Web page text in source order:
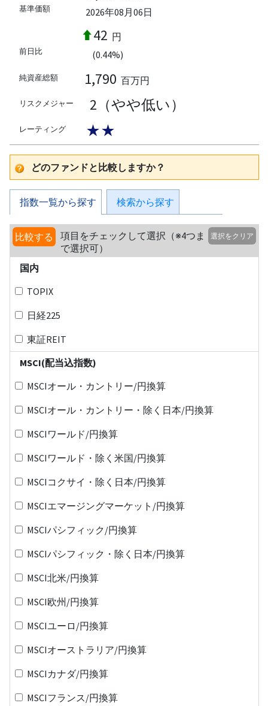
基準価額
2026年08月06日
前日比
42 円
(0.44%)
純資産総額 1,790 百万円
リスクメジャー 2（やや低い）
レーティング ★★
どのファンドと比較しますか？
指数一覧から探す 検索から探す
比較する
項目をチェックして選択（※4つま
で選択可）
選択をクリア
国内
TOPIX
日経225
東証REIT
MSCI(配当込指数)
MSCIオール・カントリー/円換算
MSCIオール・カントリー・除く日本/円換算
MSCIワールド/円換算
MSCIワールド・除く米国/円換算
MSCIコクサイ・除く日本/円換算
MSCIエマージングマーケット/円換算
MSCIパシフィック/円換算
MSCIパシフィック・除く日本/円換算
MSCI北米/円換算
MSCI欧州/円換算
MSCIユーロ/円換算
MSCIオーストラリア/円換算
MSCIカナダ/円換算
MSCIフランス/円換算